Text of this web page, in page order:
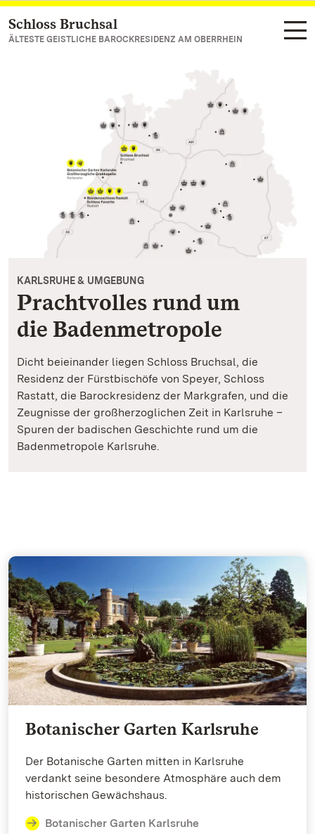
Zum Hauptinhalt springen
Schloss Bruchsal
ÄLTESTE GEISTLICHE BAROCKRESIDENZ AM OBERRHEIN
KARLSRUHE & UMGEBUNG
Prachtvolles rund um
die Badenmetropole
Dicht beieinander liegen Schloss Bruchsal, die
Residenz der Fürstbischöfe von Speyer, Schloss
Rastatt, die Barockresidenz der Markgrafen, und die
Zeugnisse der großherzoglichen Zeit in Karlsruhe –
Spuren der badischen Geschichte rund um die
Badenmetropole Karlsruhe.
Botanischer Garten Karlsruhe
Der Botanische Garten mitten in Karlsruhe
verdankt seine besondere Atmosphäre auch dem
historischen Gewächshaus.
Botanischer Garten Karlsruhe